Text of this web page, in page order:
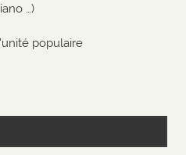
…)
populaire